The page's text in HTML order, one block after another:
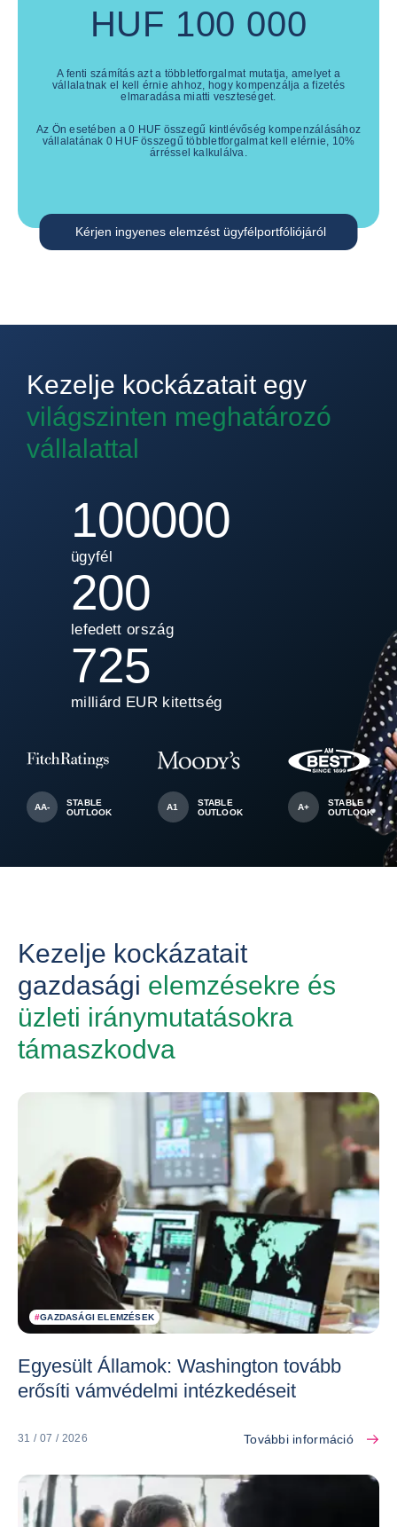
HUF 100 000
A fenti számítás azt a többletforgalmat mutatja, amelyet a
vállalatnak el kell érnie ahhoz, hogy kompenzálja a fizetés
elmaradása miatti veszteséget.
Az Ön esetében a0 HUF összegű kintlévőség kompenzálásához
vállalatának 0 HUF összegű többletforgalmat kell elérnie, 10%
árréssel kalkulálva.
Kérjen ingyenes elemzést ügyfélportfóliójáról
Kezelje kockázatait egy
világszinten meghatározó
vállalattal
100000
ügyfél
200
lefedett ország
725
milliárd EUR kitettség
AA-
STABLE
OUTLOOK
A1
STABLE
OUTLOOK
A+
STABLE
OUTLOOK
Kezelje kockázatait
gazdasági elemzésekre és
üzleti iránymutatásokra
támaszkodva
#GAZDASÁGI ELEMZÉSEK
Egyesült Államok: Washington tovább
erősíti vámvédelmi intézkedéseit
31 / 07 / 2026 További információ